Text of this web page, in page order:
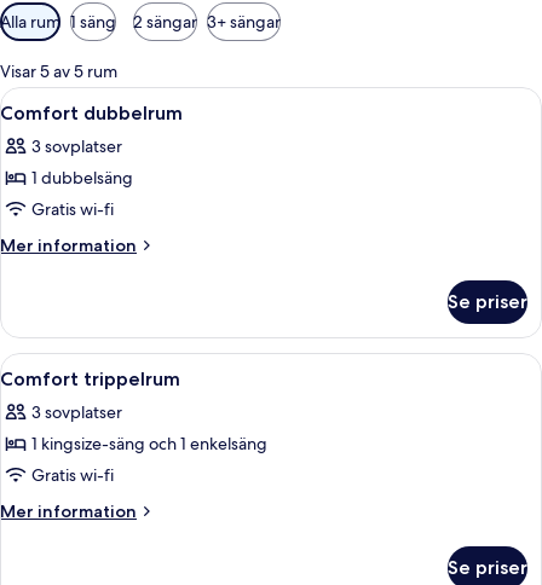
Tillgängliga
filter
för
rum
Alla rum 1 säng 2 sängar 3+ sängar
Visar 5 av 5 rum
Öppna
alla
foton
för
Comfort
dubbelrum
Ett sovrum med en säng, ett
19
Comfort dubbelrum
3 sovplatser
1 dubbelsäng
Gratis wi-fi
Mer information
Mer
dubbelrum
Se priser
Öppna
alla
foton
för
Comfort
trippelrum
Duntäcken, Select Comfort-
10
Comfort trippelrum
3 sovplatser
1 kingsize-säng och 1 enkelsäng
Gratis wi-fi
Mer information
Mer
Se priser